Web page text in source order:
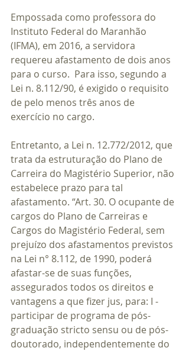
Empossada como professora do
Instituto Federal do Maranhão
(IFMA), em 2016, a servidora
requereu afastamento de dois anos
para o curso.  Para isso, segundo a
Lei n. 8.112/90, é exigido o requisito
de pelo menos três anos de
exercício no cargo.
Entretanto, a Lei n. 12.772/2012, que
trata da estruturação do Plano de
Carreira do Magistério Superior, não
estabelece prazo para tal
afastamento. “Art. 30. O ocupante de
cargos do Plano de Carreiras e
Cargos do Magistério Federal, sem
prejuízo dos afastamentos previstos
na Lei n° 8.112, de 1990, poderá
afastar-se de suas funções,
assegurados todos os direitos e
vantagens a que fizer jus, para: I -
participar de programa de pós-
graduação stricto sensu ou de pós-
doutorado, independentemente do